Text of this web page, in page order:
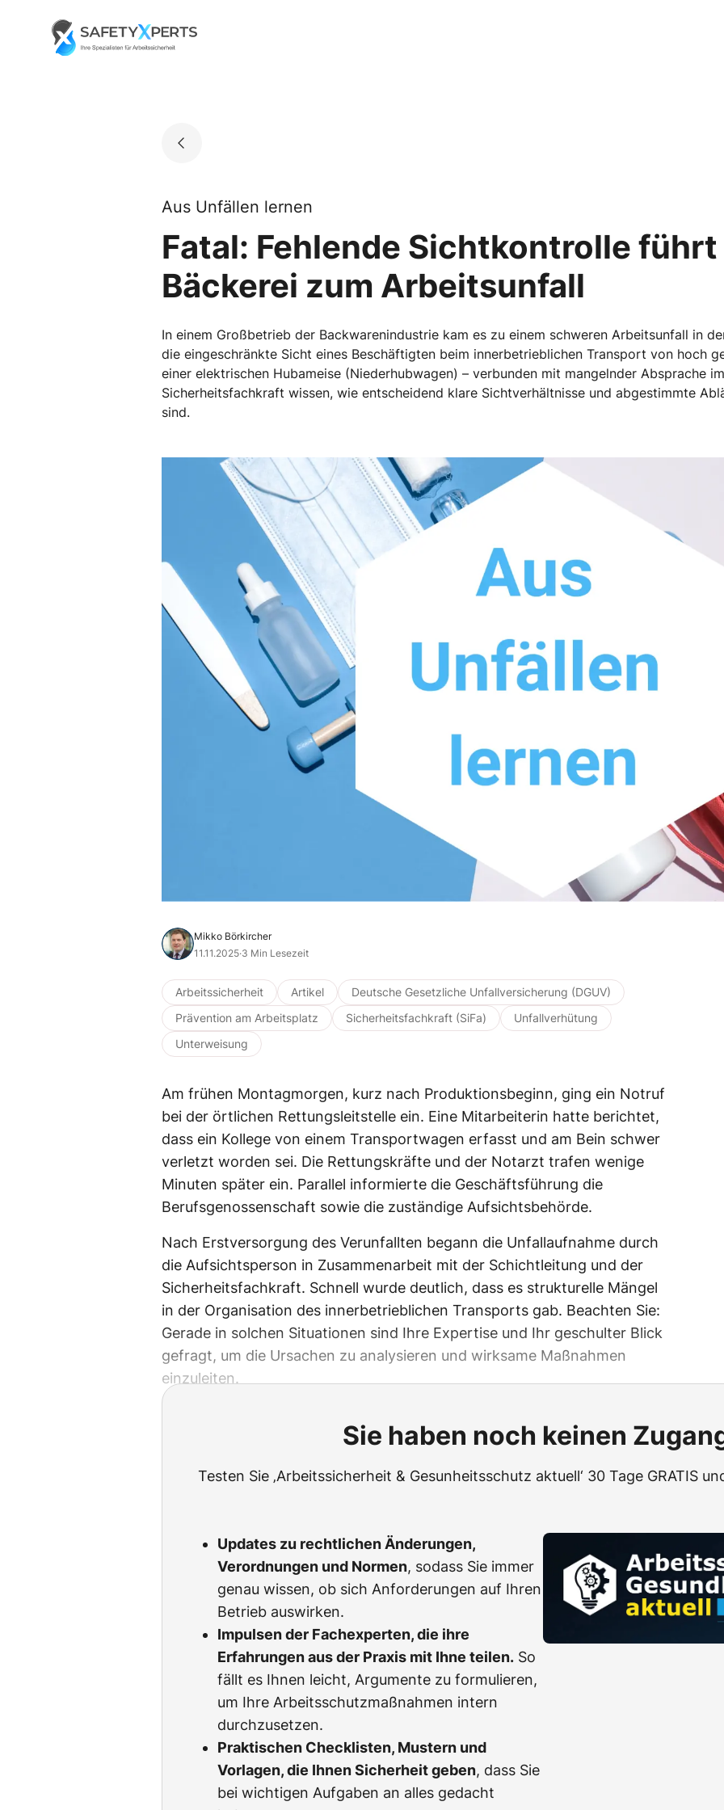
Go to landing page.
Aus Unfällen lernen
Fatal: Fehlende Sichtkontrolle
Bäckerei zum Arbeitsunfall
In einem Großbetrieb der Backwarenindustrie kam es zu einem schweren Arbeitsunfall in
die eingeschränkte Sicht eines Beschäftigten beim innerbetrieblichen Transport von hoch
einer elektrischen Hubameise (Niederhubwagen) – verbunden mit mangelnder Absprache
Sicherheitsfachkraft wissen, wie entscheidend klare Sichtverhältnisse und abgestimmte
sind.
Mikko Börkircher
11.11.2025·3 Min Lesezeit
Arbeitssicherheit Artikel
Deutsche Gesetzliche Unfallversicherung (DGUV)
Prävention am Arbeitsplatz
Sicherheitsfachkraft (SiFa)
Unfallverhütung
Unterweisung
Am frühen Montagmorgen, kurz nach Produktionsbeginn, ging ein Notruf
bei der örtlichen Rettungsleitstelle ein. Eine Mitarbeiterin hatte berichtet,
dass ein Kollege von einem Transportwagen erfasst und am Bein schwer
verletzt worden sei. Die Rettungskräfte und der Notarzt trafen wenige
Minuten später ein. Parallel informierte die Geschäftsführung die
Berufsgenossenschaft sowie die zuständige Aufsichtsbehörde.
Nach Erstversorgung des Verunfallten begann die Unfallaufnahme durch
die Aufsichtsperson in Zusammenarbeit mit der Schichtleitung und der
Sicherheitsfachkraft. Schnell wurde deutlich, dass es strukturelle Mängel
in der Organisation des innerbetrieblichen Transports gab. Beachten Sie:
Gerade in solchen Situationen sind Ihre Expertise und Ihr geschulter Blick
gefragt, um die Ursachen zu analysieren und wirksame Maßnahmen
einzuleiten.
Sie haben noch keinen
Testen Sie ‚Arbeitssicherheit & Gesunheitsschutz aktuell‘ 30 Tage GRATIS
Updates zu rechtlichen Änderungen,
Verordnungen und Normen, sodass Sie immer
genau wissen, ob sich Anforderungen auf Ihren
Betrieb auswirken.
Impulsen der Fachexperten, die ihre
Erfahrungen aus der Praxis mit Ihne teilen. So
fällt es Ihnen leicht, Argumente zu formulieren,
um Ihre Arbeitsschutzmaßnahmen intern
durchzusetzen.
Praktischen Checklisten, Mustern und
Vorlagen, die Ihnen Sicherheit geben, dass Sie
bei wichtigen Aufgaben an alles gedacht